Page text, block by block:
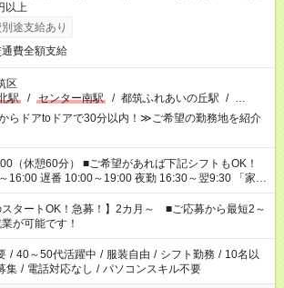
以上
途支給あり
費全額支給
区
駅
/ センター南駅 / 都筑ふれあいの丘駅 / …
らドアtoドアで30分以内！≫ご希望の勤務地を紹介
■ご希望があれば下記シフトもOK！
遅番 10:00～19:00 夜勤 16:30～翌9:30 「家族
わせたい」 「余裕を持って夕飯の準備がしたい」
残業はしたくない」 など、ご希望を教えてください
のお仕事の勤務時間。 合計で週40時間を超える場
きません。
スタートOK！急募！】2カ月～ ■ご応募から最短2～
が可能です！
/ 40～50代活躍中 / 服装自由 / シフト勤務 / 10名以
集 / 電話対応なし / パソコンスキル不要